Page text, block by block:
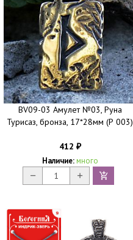
BV09-03 Амулет №03, Руна
Турисаз, бронза, 17*28мм (Р 003)
412 ₽
Наличие: много